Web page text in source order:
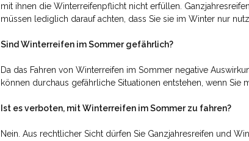
mit ihnen die Winterreifenpflicht nicht erfüllen.
müssen lediglich darauf achten, dass Sie sie im Winter nur
Sind Winterreifen im Sommer gefährlich?
Da das Fahren von Winterreifen im Sommer negative
können durchaus gefährliche Situationen entstehen, wenn Sie
Ist es verboten, mit Winterreifen im Sommer zu fahren?
Nein. Aus rechtlicher Sicht dürfen Sie Ganzjahresreifen und